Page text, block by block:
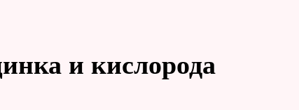
и кислорода